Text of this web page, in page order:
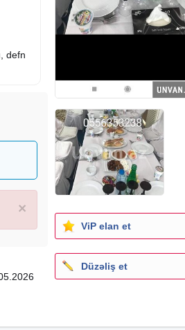
defn
×
ViP elan et
Düzəliş et